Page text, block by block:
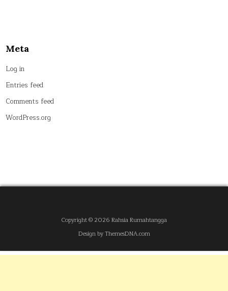
Meta
Log in
Entries feed
Comments feed
WordPress.org
Copyright © 2026 Rahsia Rumahtangga
Design by ThemesDNA.com